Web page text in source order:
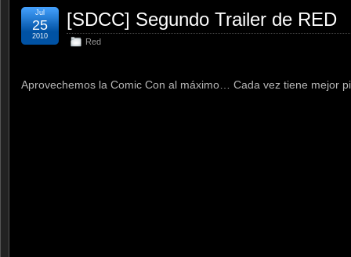
[SDCC] Segundo Trailer de RED
Red
Jul
25
2010
Aprovechemos la Comic Con al máximo… Cada vez tiene mejor